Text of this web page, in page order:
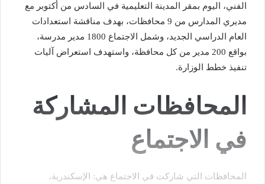
الفني، اليوم بمقر المدينة التعليمية في السادس من أكتوبر مع
مديري المدارس من 9 محافظات، بهدف مناقشة استعدادات
العام الدراسي الجديد، وشمل الاجتماع 1800 مدير مدرسة،
بواقع 200 مدير من كل محافظة، واستهدف استعراض آليات
تنفيذ خطط الوزارة.
المحافظات المشاركة
في الاجتماع
المحافظات التي شاركت في الاجتماع هي: الإسكندرية،